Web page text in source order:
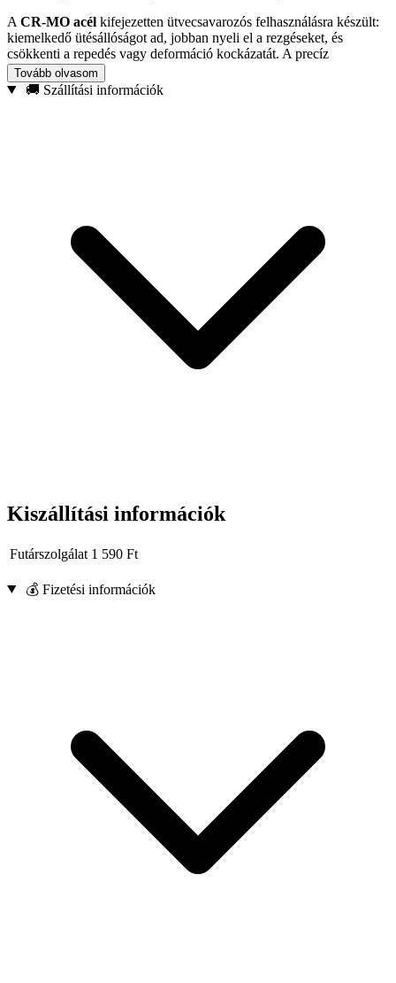
A CR-MO acél kifejezetten ütvecsavarozós felhasználásra készült:
kiemelkedő ütésállóságot ad, jobban nyeli el a rezgéseket, és
csökkenti a repedés vagy deformáció kockázatát. A precíz
illeszkedésnek köszönhetően mérsékli a megcsúszást, így
csavarfejeketés biztonságosabb munkát tesz lehetővé.
választás: tartós, terhelésálló, és hosszú távon is megbízható
teljesítményt nyújt.
Tovább olvasom
🚚 Szállítási információk
Kiszállítási információk
Futárszolgálat 1 590 Ft
💰 Fizetési információk